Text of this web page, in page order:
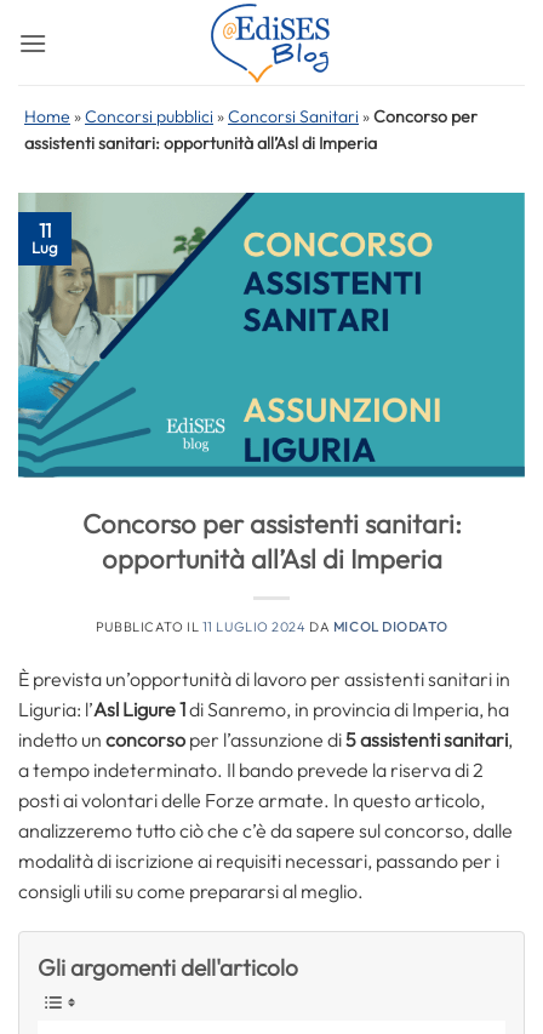
Home »Concorsi pubblici »Concorsi Sanitari »Concorso per
assistenti sanitari: opportunità all’Asl di Imperia
11
Lug
Concorso per assistenti sanitari:
opportunità all’Asl di Imperia
PUBBLICATO IL 11 LUGLIO 2024 DA MICOL DIODATO
È prevista un’opportunità di lavoro per assistenti sanitari in
Liguria: l’Asl Ligure 1di Sanremo, in provincia di Imperia, ha
indetto un concorso per l’assunzione di5 assistenti sanitari,
a tempo indeterminato. Il bando prevede la riserva di 2
posti ai volontari delle Forze armate. In questo articolo,
analizzeremo tutto ciò che c’è da sapere sul concorso, dalle
modalità di iscrizione ai requisiti necessari, passando per i
consigli utili su come prepararsi al meglio.
Gli argomenti dell'articolo